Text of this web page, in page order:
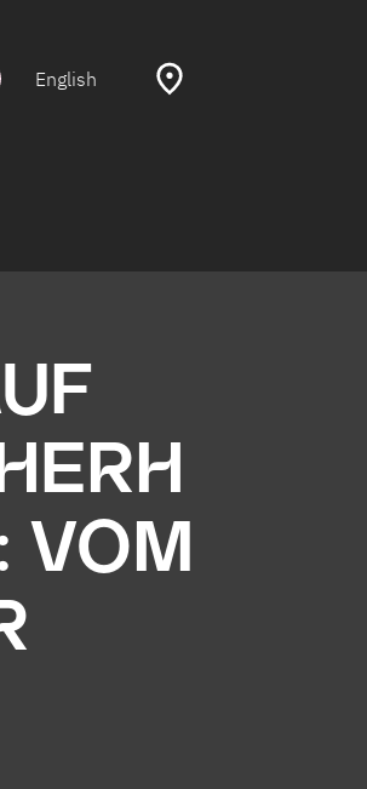
English
VOM